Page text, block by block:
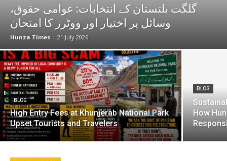
گلگت بلتستان کے انتخابات: عوامی حقوق،
وسائل پر اختیار اور ووٹرز کا امتحان
Hunza Times - 21 July 2026
BLOG
High Entry Fees at Khunjerab National Park
Upset Tourists and Travelers
BLOG
How